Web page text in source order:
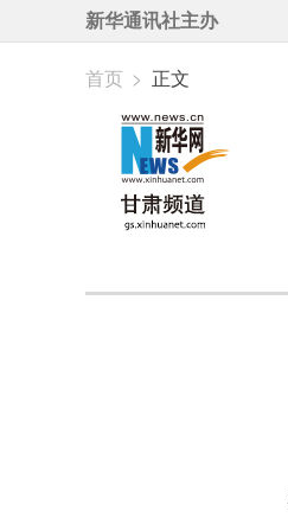
新华通讯社主办
首页 > 正文